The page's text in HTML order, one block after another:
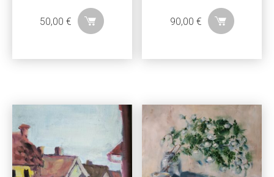
50,00€ 90,00 €